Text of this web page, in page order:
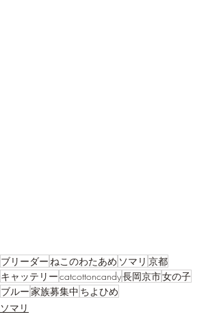
ブリーダーねこのわたあめ ソマリ 京都
キャッテリーcatcottoncandy長岡京市女の子
ブルー家族募集中 ちよひめ
ソマリ